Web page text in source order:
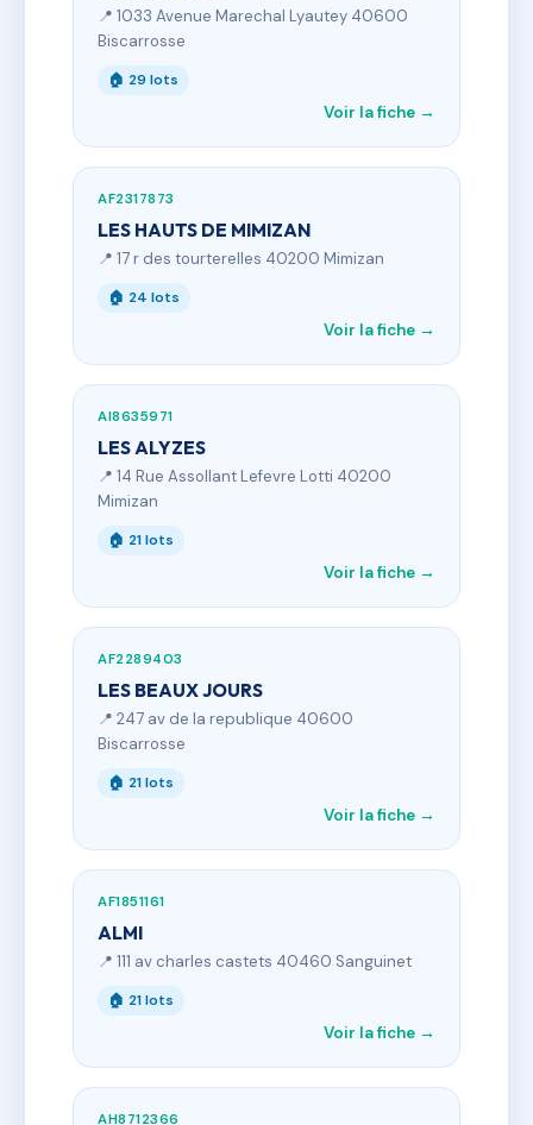
📍 1033 Avenue Marechal Lyautey 40600
Biscarrosse
🏠 29 lots
Voir la fiche →
AF2317873
LES HAUTS DE MIMIZAN
📍 17 r des tourterelles 40200 Mimizan
🏠 24 lots
Voir la fiche →
AI8635971
LES ALYZES
📍 14 Rue Assollant Lefevre Lotti 40200
Mimizan
🏠 21 lots
Voir la fiche →
AF2289403
LES BEAUX JOURS
📍 247 av de la republique 40600
Biscarrosse
🏠 21 lots
Voir la fiche →
AF1851161
ALMI
📍 111 av charles castets 40460 Sanguinet
🏠 21 lots
Voir la fiche →
AH8712366